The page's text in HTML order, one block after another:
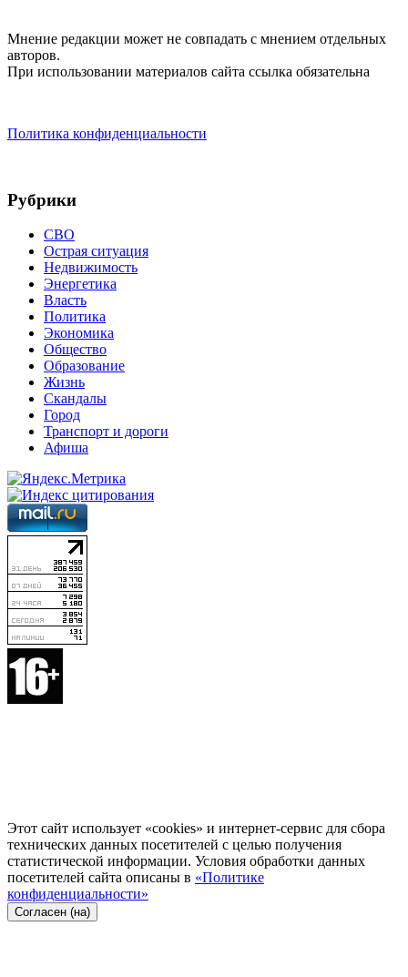
Мнение редакции может не совпадать с мнением отдельных
авторов.
При использовании материалов сайта ссылка обязательна
Политика конфиденциальности
Рубрики
СВО
Острая ситуация
Недвижимость
Энергетика
Власть
Политика
Экономика
Общество
Образование
Жизнь
Скандалы
Город
Транспорт и дороги
Афиша
Этот сайт использует «cookies» и интернет-сервис для сбора
технических данных посетителей с целью получения
статистической информации. Условия обработки данных
посетителей сайта описаны в «Политике
конфиденциальности»
Согласен (на)